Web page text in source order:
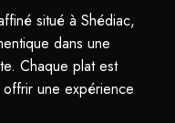
situé à Shédiac,
dans une
Chaque plat est
une expérience